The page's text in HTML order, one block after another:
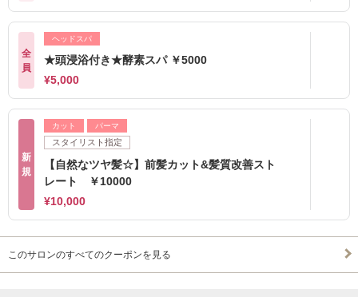
全
員
ヘッドスパ
★頭浸浴付き★酵素スパ ￥5000
¥5,000
新
規
カット パーマ
スタイリスト指定
【自然なツヤ髪☆】前髪カット&髪質改善スト
レート ￥10000
¥10,000
このサロンのすべてのクーポンを見る